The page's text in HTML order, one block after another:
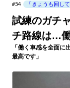
#54 「きょうも回して
試練のガチ
チ路線は…
「働く車感を全面
最高です」